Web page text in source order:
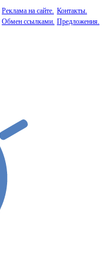
Реклама на сайте.
Обмен ссылками.
Контакты.
Предложения.